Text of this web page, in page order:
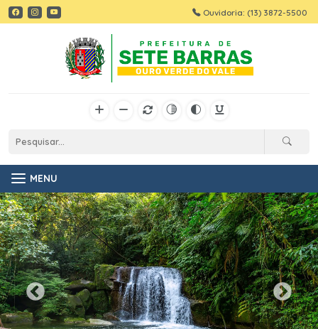
Ouvidoria: (13) 3872-5500
MENU